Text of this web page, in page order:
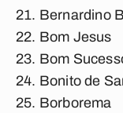
Bernardino
Bom Jesus
Bom
Bonito de
Borborema